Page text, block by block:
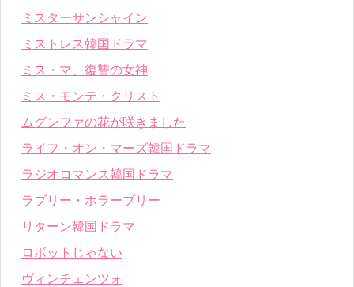
ミスターサンシャイン
ミストレス韓国ドラマ
ミス・マ、復讐の女神
ミス・モンテ・クリスト
ムグンファの花が咲きました
ライフ・オン・マーズ韓国ドラマ
ラジオロマンス韓国ドラマ
ラブリー・ホラーブリー
リターン韓国ドラマ
ロボットじゃない
ヴィンチェンツォ